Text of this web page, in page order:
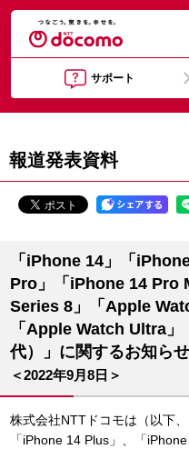
サポート
報道発表資料
「iPhone 14」「
Pro」「iPhone 14 Pro
Series 8」「Apple
「Apple Watch Ultra
代）」に関するお知らせ
＜2022年9月8日＞
株式会社NTTドコモは（以下
「iPhone 14 Plus」、「